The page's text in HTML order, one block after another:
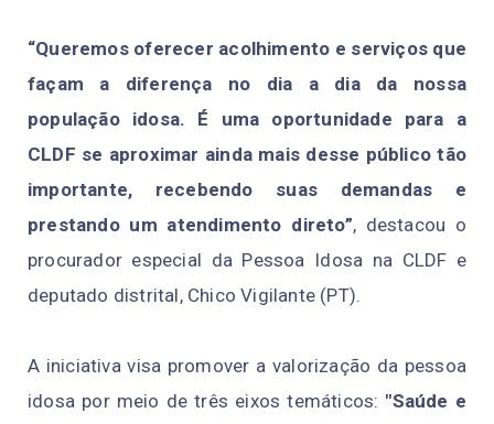
“Queremos oferecer acolhimento e serviços que
façam a diferença no dia a dia da nossa
população idosa. É uma oportunidade para a
CLDF se aproximar ainda mais desse público tão
importante, recebendo suas demandas e
prestando um atendimento direto”, destacou o
procurador especial da Pessoa Idosa na CLDF e
deputado distrital, Chico Vigilante (PT).
A iniciativa visa promover a valorização da pessoa
idosa por meio de três eixos temáticos: "Saúde e